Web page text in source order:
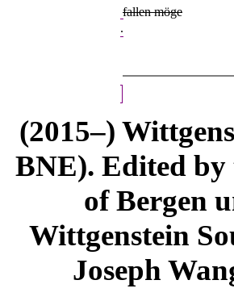
fallen möge
.
(2015–)
BNE). Edited by
of Bergen
Wittgenstein
Joseph